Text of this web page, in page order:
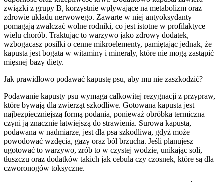
związki z grupy B, korzystnie wpływające na metabolizm oraz
zdrowie układu nerwowego. Zawarte w niej antyoksydanty
pomagają zwalczać wolne rodniki, co jest istotne w profilaktyce
wielu chorób. Traktując to warzywo jako zdrowy dodatek,
wzbogacasz posiłki o cenne mikroelementy, pamiętając jednak, że
kapusta jest bogata w witaminy i minerały, które nie mogą zastąpić
mięsnej bazy diety.
Jak prawidłowo podawać kapustę psu, aby mu nie zaszkodzić?
Podawanie kapusty psu wymaga całkowitej rezygnacji z przypraw,
które bywają dla zwierząt szkodliwe. Gotowana kapusta jest
najbezpieczniejszą formą podania, ponieważ obróbka termiczna
czyni ją znacznie łatwiejszą do strawienia. Surowa kapusta,
podawana w nadmiarze, jest dla psa szkodliwa, gdyż może
powodować wzdęcia, gazy oraz ból brzucha. Jeśli planujesz
ugotować to warzywo, zrób to w czystej wodzie, unikając soli,
tłuszczu oraz dodatków takich jak cebula czy czosnek, które są dla
czworonogów toksyczne.